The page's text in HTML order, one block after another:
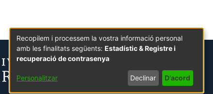
Recopilem i processem la vostra informació personal
amb les finalitats següents: Estadístic & Registre i
recuperació de contrasenya
Personalitzar Declinar D'acord